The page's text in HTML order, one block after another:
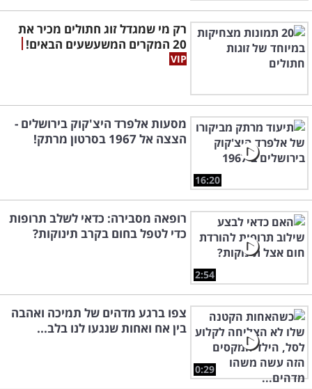
רק מי שמגדל זוג חתולים מכיר את
20 המקרים המשעשעים הבאים!
16:20
מסעות אלפרד היצ'קוק בירושלים -
הצצה אל 1967 בסרטון מרתק!
2:54
רופאה מסבירה: כדאי לשלב תרופות
כדי לטפל בחום בקרב תינוקות?
0:29
צפו ברגע מדהים של תמיכה ואהבה
בין אח ואחות שנגעו לנו בלב...